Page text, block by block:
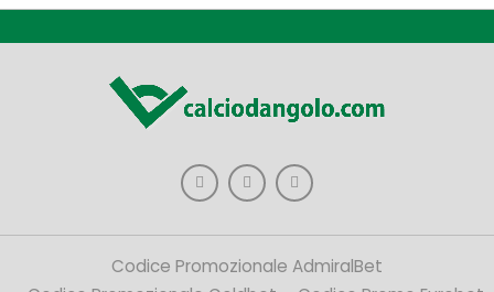
Codice Promozionale AdmiralBet